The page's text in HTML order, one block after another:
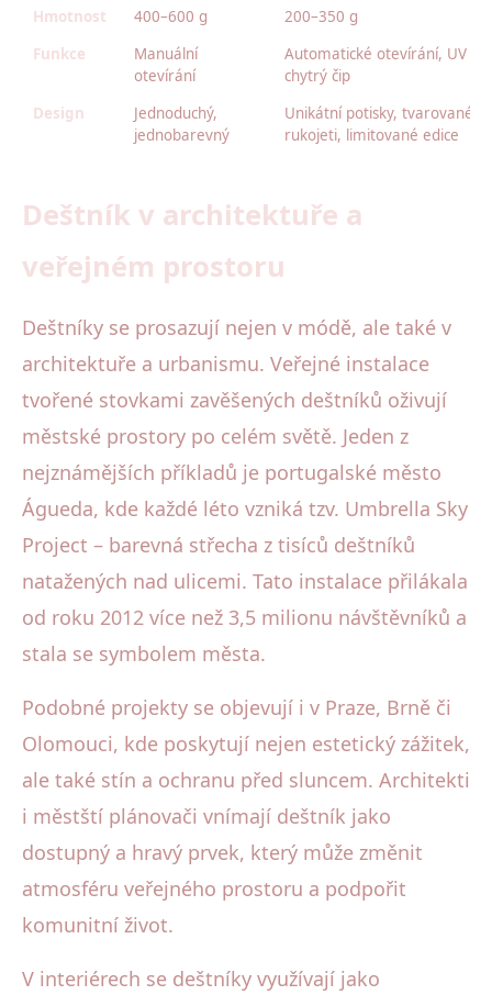
Hmotnost
400–600 g
200–350 g
Funkce
Manuální
otevírání
Automatické otevírání, UV
chytrý čip
Design
Jednoduchý,
jednobarevný
Unikátní potisky, tvarované
rukojeti, limitované edice
Deštník v architektuře a
veřejném prostoru
Deštníky se prosazují nejen v módě, ale také v
architektuře a urbanismu. Veřejné instalace
tvořené stovkami zavěšených deštníků oživují
městské prostory po celém světě. Jeden z
nejznámějších příkladů je portugalské město
Águeda, kde každé léto vzniká tzv. Umbrella Sky
Project – barevná střecha z tisíců deštníků
natažených nad ulicemi. Tato instalace přilákala
od roku 2012 více než 3,5 milionu návštěvníků a
stala se symbolem města.
Podobné projekty se objevují i v Praze, Brně či
Olomouci, kde poskytují nejen estetický zážitek,
ale také stín a ochranu před sluncem. Architekti
i městští plánovači vnímají deštník jako
dostupný a hravý prvek, který může změnit
atmosféru veřejného prostoru a podpořit
komunitní život.
V interiérech se deštníky využívají jako